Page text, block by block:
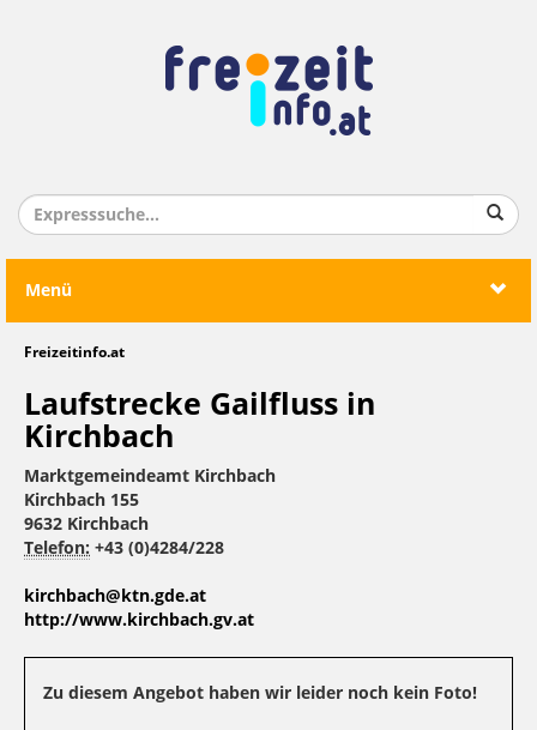
Menü
Freizeitinfo.at
Laufstrecke Gailfluss in
Kirchbach
Marktgemeindeamt Kirchbach
Kirchbach 155
9632 Kirchbach
Telefon: +43 (0)4284/228
kirchbach@ktn.gde.at
http://www.kirchbach.gv.at
Zu diesem Angebot haben wir leider noch kein Foto!